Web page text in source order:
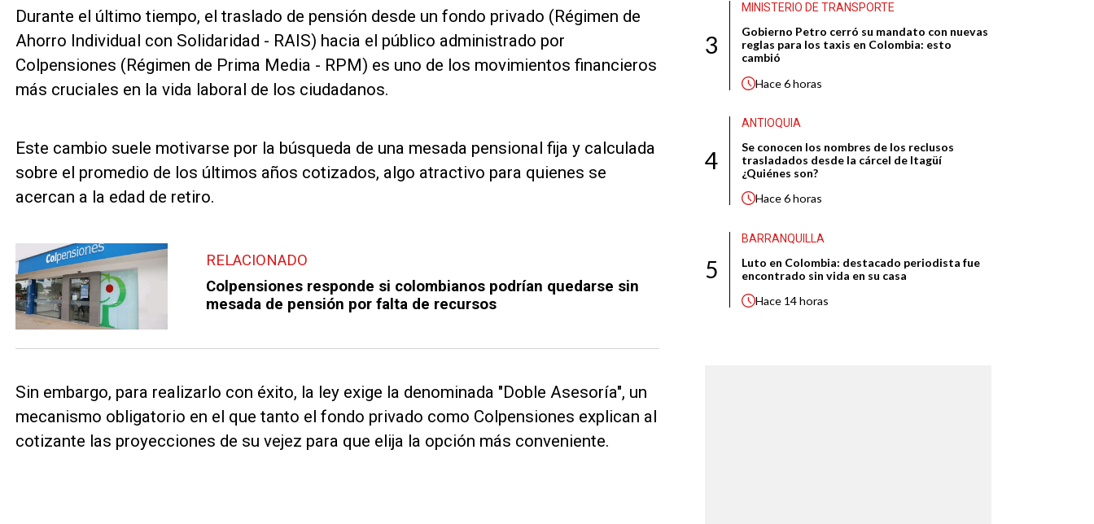
Durante el último tiempo, el traslado de pensión desde un fondo privado (Régimen de
Ahorro Individual con Solidaridad - RAIS) hacia el público administrado por
Colpensiones (Régimen de Prima Media - RPM) es uno de los movimientos financieros
más cruciales en la vida laboral de los ciudadanos.
Este cambio suele motivarse por la búsqueda de una mesada pensional fija y calculada
sobre el promedio de los últimos años cotizados, algo atractivo para quienes se
acercan a la edad de retiro.
RELACIONADO
Colpensiones responde si colombianos podrían quedarse sin
mesada de pensión por falta de recursos
Sin embargo, para realizarlo con éxito, la ley exige la denominada "Doble Asesoría", un
mecanismo obligatorio en el que tanto el fondo privado como Colpensiones explican al
cotizante las proyecciones de su vejez para que elija la opción más conveniente.
3
MINISTERIO DE TRANSPORTE
Gobierno Petro cerró su mandato con nuevas
reglas para los taxis en Colombia: esto
cambió
Hace6 horas
4
ANTIOQUIA
Se conocen los nombres de los reclusos
trasladados desde la cárcel de Itagüí
¿Quiénes son?
Hace6 horas
5
BARRANQUILLA
Luto en Colombia: destacado periodista fue
encontrado sin vida en su casa
Hace 14 horas